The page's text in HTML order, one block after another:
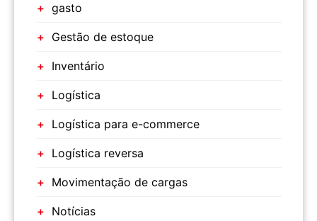
gasto
Gestão de estoque
Inventário
Logística
Logística para e-commerce
Logística reversa
Movimentação de cargas
Notícias